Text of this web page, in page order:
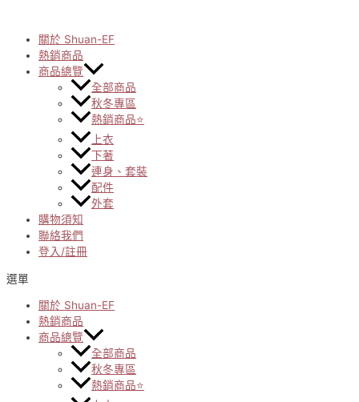
content關於 Shuan-EF
熱銷商品
商品總覽
全部商品
秋冬專區
熱銷商品⭐
上衣
下著
連身、套裝
配件
外套
購物須知
聯絡我們
登入/註冊
選單
關於 Shuan-EF
熱銷商品
商品總覽
全部商品
秋冬專區
熱銷商品⭐